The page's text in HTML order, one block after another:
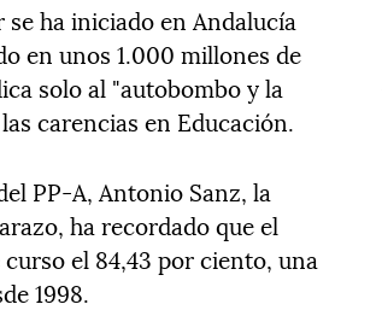
ha iniciado en Andalucía
en unos 1.000 millones de
solo al "autobombo y la
carencias en Educación.
PP-A, Antonio Sanz, la
ha recordado que el
el 84,43 por ciento, una
1998.